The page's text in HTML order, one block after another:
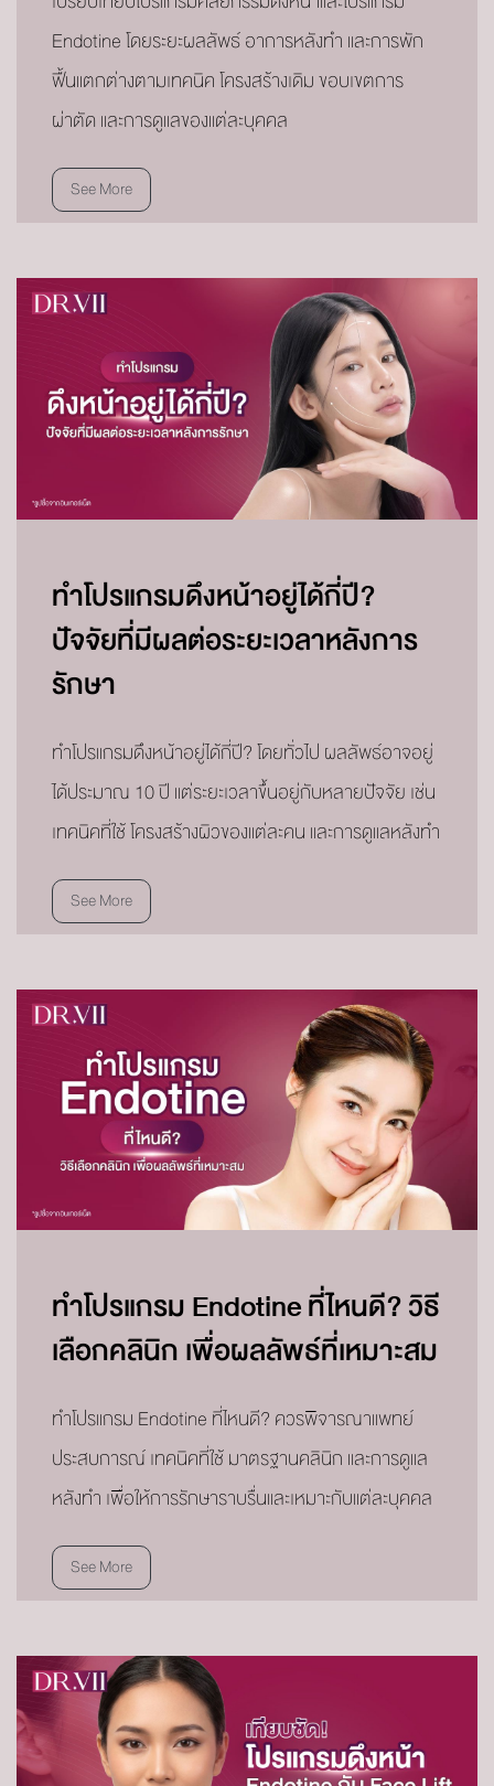
Endotine โดยระยะผลลัพธ์ อาการหลังทำ และการพัก
ฟื้นแตกต่างตามเทคนิค โครงสร้างเดิม ขอบเขตการ
ผ่าตัด และการดูแลของแต่ละบุคคล
See More
ทำโปรแกรมดึงหน้าอยู่ได้กี่ปี?
ปัจจัยที่มีผลต่อระยะเวลาหลังการ
รักษา
ทำโปรแกรมดึงหน้าอยู่ได้กี่ปี? โดยทั่วไป ผลลัพธ์อาจอยู่
ได้ประมาณ 10 ปี แต่ระยะเวลาขึ้นอยู่กับหลายปัจจัย เช่น
เทคนิคที่ใช้ โครงสร้างผิวของแต่ละคน และการดูแลหลังทำ
See More
ทำโปรแกรม Endotine ที่ไหนดี? วิธี
เลือกคลินิก เพื่อผลลัพธ์ที่เหมาะสม
ทำโปรแกรม Endotine ที่ไหนดี? ควรพิจารณาแพทย์
ประสบการณ์ เทคนิคที่ใช้ มาตรฐานคลินิก และการดูแล
หลังทำ เพื่อให้การรักษาราบรื่นและเหมาะกับแต่ละบุคคล
See More